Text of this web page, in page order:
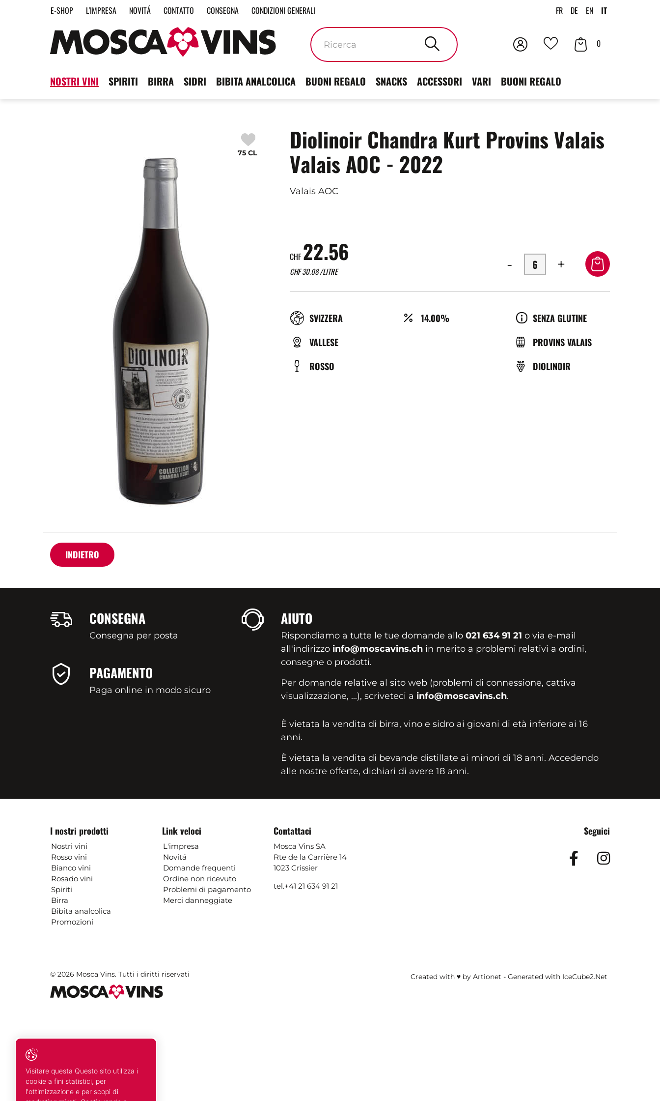
E-SHOP L'IMPRESA NOVITÁ CONTATTO CONSEGNA CONDIZIONI GENERALI FR DE EN IT
NOSTRI VINI SPIRITI BIRRA SIDRI BIBITA ANALCOLICA BUONI REGALO SNACKS ACCESSORI VARI BUONI REGALO
Accedi
tuoi
preferiti
Contenuto
0
Parole
chiave
Cercare
75 CL
Diolinoir Chandra Kurt Provins Valais
Valais AOC - 2022
Valais AOC
CHF 22.56
CHF30.08/LITRE - +
RÉGION
SVIZZERA
TYPE
BIÈRE
VALLESE
COULEUR
ROSSO
ALCOOL
14.00% CULTURE
SENZA GLUTINE
BRASSERIE
PROVINS VALAIS
VITIGNO
DIOLINOIR
INDIETRO
CONSEGNA
Consegna per posta
PAGAMENTO
Paga online in modo sicuro
AIUTO
Rispondiamo a tutte le tue domande allo 021 634 91 21 o via e-mail
all'indirizzo info@moscavins.ch in merito a problemi relativi a ordini,
consegne o prodotti.
Per domande relative al sito web (problemi di connessione, cattiva
visualizzazione, ...), scriveteci a info@moscavins.ch.
È vietata la vendita di birra, vino e sidro ai giovani di età inferiore ai 16
anni.
È vietata la vendita di bevande distillate ai minori di 18 anni. Accedendo
alle nostre offerte, dichiari di avere 18 anni.
I nostri prodotti
Nostri vini
Rosso vini
Bianco vini
Rosado vini
Spiriti
Birra
Bibita analcolica
Promozioni
Link veloci
L'impresa
Novitá
Domande frequenti
Ordine non ricevuto
Problemi di pagamento
Merci danneggiate
Contattaci
Mosca Vins SA
Rte de la Carrière 14
1023 Crissier
tel.+41 21 634 91 21
Seguici
Facebook
© 2026 Mosca Vins. Tutti i diritti riservati Created with ♥ by Artionet - Generated with IceCube2.Net
Visitare questa Questo sito utilizza i
cookie a fini statistici, per
l'ottimizzazione e per scopi di